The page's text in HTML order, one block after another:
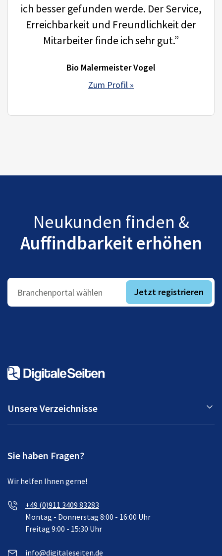
ich besser gefunden werde. Der Service,
Erreichbarkeit und Freundlichkeit der
Mitarbeiter finde ich sehr gut.”
Bio Malermeister Vogel
Zum Profil »
Neukunden finden &
Auffindbarkeit erhöhen
Branchenportal wählen Jetzt registrieren
Unsere Verzeichnisse
Sie haben Fragen?
Wir helfen Ihnen gerne!
+49 (0)911 3409 83283
Montag - Donnerstag 8:00 - 16:00 Uhr
Freitag 9:00 - 15:30 Uhr
info@digitaleseiten.de